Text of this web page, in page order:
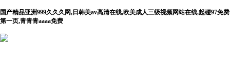
国产精品亚洲999久久久网,日韩美av高清在线,欧美成人三级视频网站在线,起碰97
第一页,青青青aaaa免费